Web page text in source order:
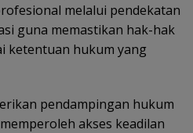
melalui pendekatan
guna memastikan hak-hak
ketentuan hukum yang
pendampingan hukum
akses keadilan